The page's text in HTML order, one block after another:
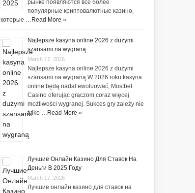
рынке появляются все более
популярные криптовалютные казино,
которые … Read More »
Najlepsze kasyna online 2026 z dużymi
szansami na wygraną
March 17, 2026
Najlepsze kasyna online 2026 z dużymi
szansami na wygraną W 2026 roku kasyna
online będą nadal ewoluować, Mostbet
Casino oferując graczom coraz więcej
możliwości wygranej. Sukces gry zależy nie
tylko … Read More »
Лучшие Онлайн Казино Для Ставок На
Деньги В 2025 Году
March 17, 2026
Лучшие онлайн казино для ставок на